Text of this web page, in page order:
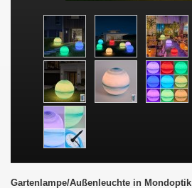
Gartenlampe/Außenleuchte in Mondoptik